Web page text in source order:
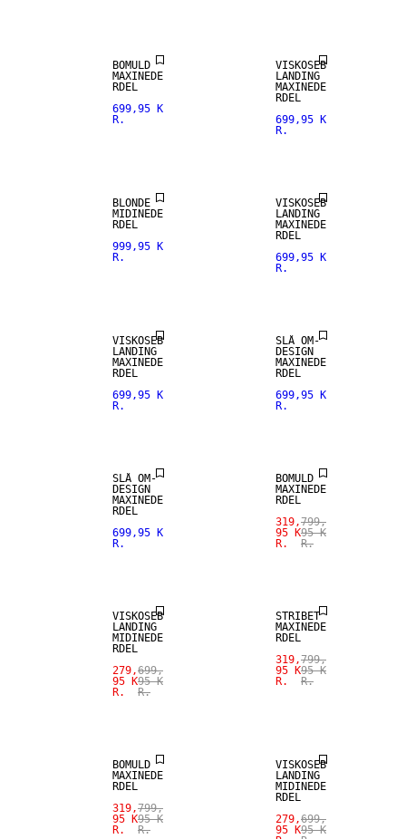
BOMULD
MAXINEDE
RDEL
699,95 K
R.
VISKOSEB
LANDING
MAXINEDE
RDEL
699,95 K
R.
BLONDE
MIDINEDE
RDEL
999,95 K
R.
VISKOSEB
LANDING
MAXINEDE
RDEL
699,95 K
R.
VISKOSEB
LANDING
MAXINEDE
RDEL
699,95 K
R.
SLÅ OM-
DESIGN
MAXINEDE
RDEL
699,95 K
R.
SLÅ OM-
DESIGN
MAXINEDE
RDEL
699,95 K
R.
BOMULD
MAXINEDE
RDEL
319,
95 K
R.
799,
95 K
R.
VISKOSEB
LANDING
MIDINEDE
RDEL
279,
95 K
R.
699,
95 K
R.
STRIBET
MAXINEDE
RDEL
319,
95 K
R.
799,
95 K
R.
BOMULD
MAXINEDE
RDEL
319,
95 K
R.
799,
95 K
R.
VISKOSEB
LANDING
MIDINEDE
RDEL
279,
95 K
699,
95 K